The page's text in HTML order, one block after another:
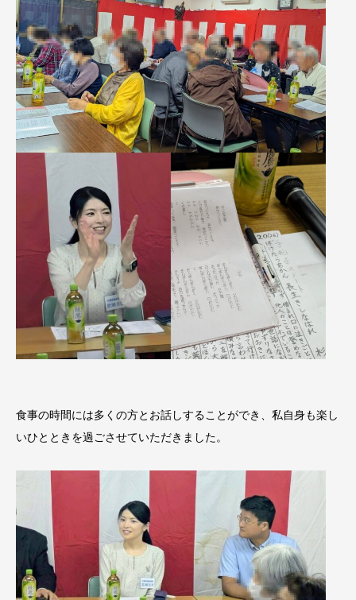
食事の時間には多くの方とお話しすることができ、私自身も楽し
いひとときを過ごさせていただきました。